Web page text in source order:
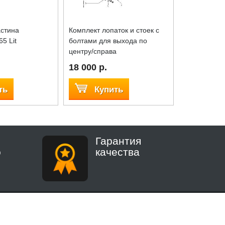
Lit
Комплект лопаток и стоек с
болтами для выхода по
центру/справа
18 000 р.
Купить
Гарантия
качества